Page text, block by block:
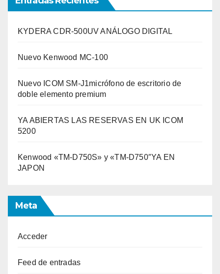
KYDERA CDR-500UV ANÁLOGO DIGITAL
Nuevo Kenwood MC-100
Nuevo ICOM SM-J1micrófono de escritorio de
doble elemento premium
YA ABIERTAS LAS RESERVAS EN UK ICOM
5200
Kenwood «TM-D750S» y «TM-D750″YA EN
JAPON
Meta
Acceder
Feed de entradas